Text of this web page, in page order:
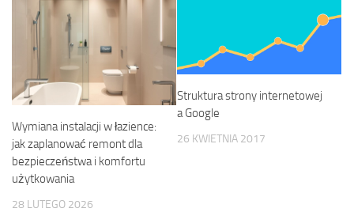
Wymiana instalacji w łazience:
jak zaplanować remont dla
bezpieczeństwa i komfortu
użytkowania
28 LUTEGO 2026
Struktura strony internetowej
a Google
26 KWIETNIA 2017